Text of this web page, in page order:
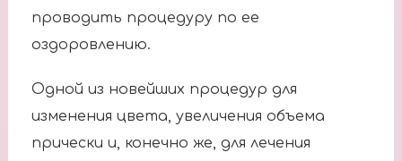
проводить процедуру по ее
оздоровлению.
Одной из новейших процедур для
изменения цвета, увеличения объема
прически и, конечно же, для лечения